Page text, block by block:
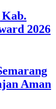
Kab.
2026
Aman